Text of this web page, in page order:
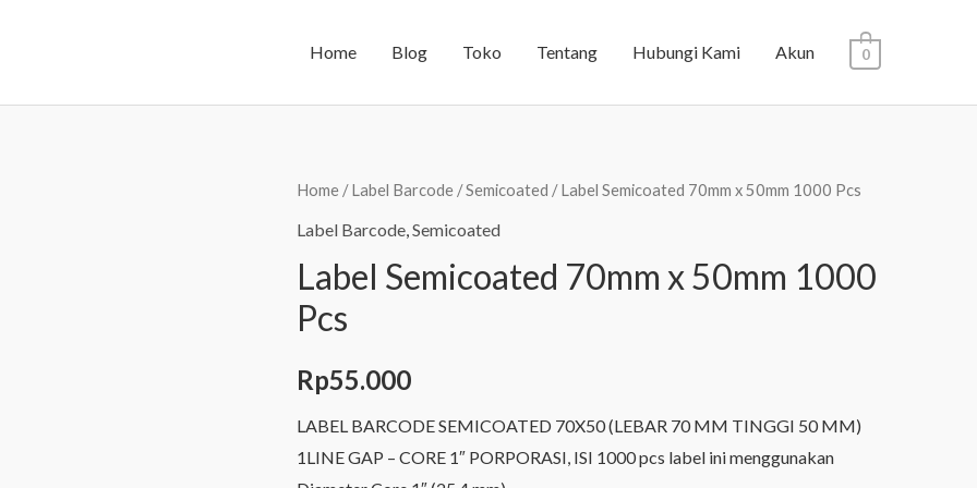
Home Blog Toko Tentang Hubungi Kami Akun 0
Home /Label Barcode /Semicoated / Label Semicoated 70mm x 50mm 1000 Pcs
Label Barcode Semicoated
Label Semicoated 70mm x 50mm 1000
Pcs
Rp55.000
LABEL BARCODE SEMICOATED 70X50 (LEBAR 70 MM TINGGI 50 MM)
1LINE GAP – CORE 1″ PORPORASI, ISI 1000 pcs label ini menggunakan